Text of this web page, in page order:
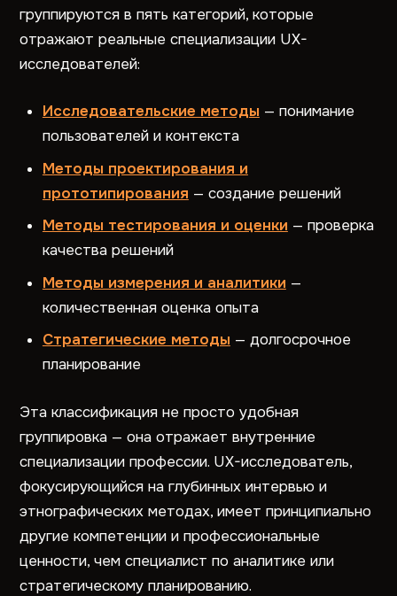
группируются в пять категорий, которые
отражают реальные специализации UX-
исследователей:
Исследовательские методы — понимание
пользователей и контекста
Методы проектирования и
прототипирования — создание решений
Методы тестирования и оценки — проверка
качества решений
Методы измерения и аналитики —
количественная оценка опыта
Стратегические методы — долгосрочное
планирование
Эта классификация не просто удобная
группировка — она отражает внутренние
специализации профессии. UX-исследователь,
фокусирующийся на глубинных интервью и
этнографических методах, имеет принципиально
другие компетенции и профессиональные
ценности, чем специалист по аналитике или
стратегическому планированию.